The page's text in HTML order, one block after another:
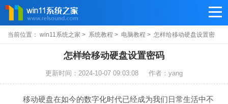
当前位置： win11系统之家 > 系统教程 > 电脑教程 > 怎样给移动硬盘设置密
怎样给移动硬盘设置密码
更新时间：2024-10-07 09:03:08 作者：yang
移动硬盘在如今的数字化时代已经成为我们日常生活中不